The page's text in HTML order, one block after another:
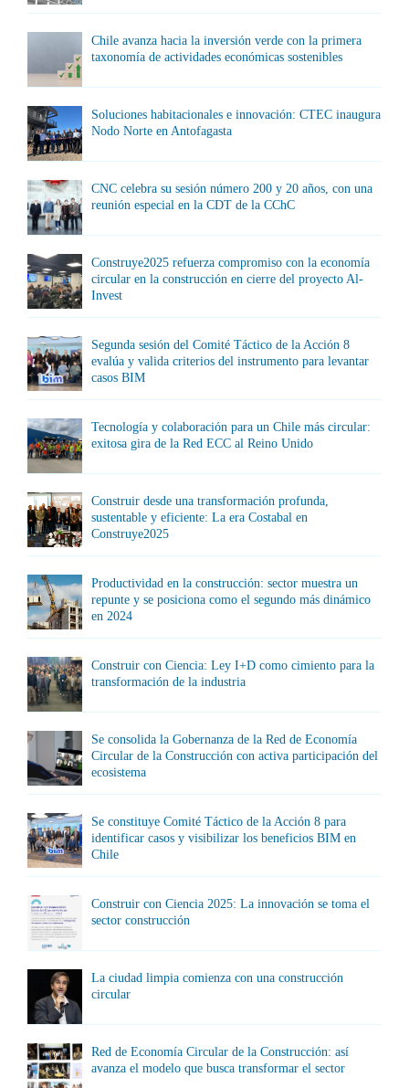
Chile avanza hacia la inversión verde con la primera
taxonomía de actividades económicas sostenibles
Soluciones habitacionales e innovación: CTEC inaugura
Nodo Norte en Antofagasta
CNC celebra su sesión número 200 y 20 años, con una
reunión especial en la CDT de la CChC
Construye2025 refuerza compromiso con la economía
circular en la construcción en cierre del proyecto Al-
Invest
Segunda sesión del Comité Táctico de la Acción 8
evalúa y valida criterios del instrumento para levantar
casos BIM
Tecnología y colaboración para un Chile más circular:
exitosa gira de la Red ECC al Reino Unido
Construir desde una transformación profunda,
sustentable y eficiente: La era Costabal en
Construye2025
Productividad en la construcción: sector muestra un
repunte y se posiciona como el segundo más dinámico
en 2024
Construir con Ciencia: Ley I+D como cimiento para la
transformación de la industria
Se consolida la Gobernanza de la Red de Economía
Circular de la Construcción con activa participación del
ecosistema
Se constituye Comité Táctico de la Acción 8 para
identificar casos y visibilizar los beneficios BIM en
Chile
Construir con Ciencia 2025: La innovación se toma el
sector construcción
La ciudad limpia comienza con una construcción
circular
Red de Economía Circular de la Construcción: así
avanza el modelo que busca transformar el sector